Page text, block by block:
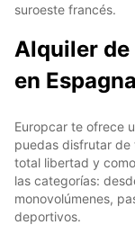
suroeste francés.
Alquiler de
en
Europcar te ofrece
puedas disfrutar de
total libertad y
las categorías:
monovolúmenes,
deportivos.